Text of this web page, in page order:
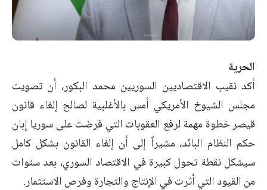
الحرية
أكد نقيب الاقتصاديين السوريين محمد البكور، أن تصويت
مجلس الشيوخ الأمريكي أمس بالأغلبية لصالح إلغاء قانون
قيصر خطوة مهمة لرفع العقوبات التي فرضت على سوريا إبان
حكم النظام البائد، مشيراً إلى أن إلغاء القانون بشكل كامل
سيشكل نقطة تحول كبيرة في الاقتصاد السوري، بعد سنوات
من القيود التي أثرت في الإنتاج والتجارة وفرص الاستثمار.